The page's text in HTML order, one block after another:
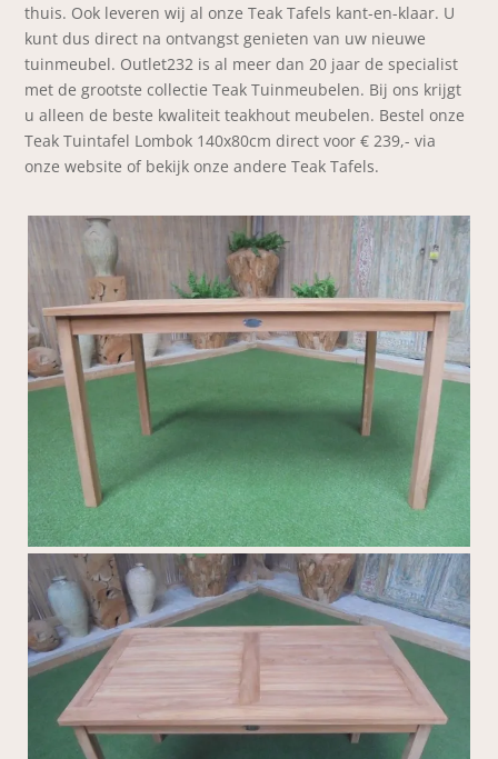
thuis. Ook leveren wij al onze Teak Tafels kant-en-klaar. U
kunt dus direct na ontvangst genieten van uw nieuwe
tuinmeubel. Outlet232 is al meer dan 20 jaar de specialist
met de grootste collectie Teak Tuinmeubelen. Bij ons krijgt
u alleen de beste kwaliteit teakhout meubelen. Bestel onze
Teak Tuintafel Lombok 140x80cm direct voor € 239,- via
onze website of bekijk onze andere Teak Tafels.